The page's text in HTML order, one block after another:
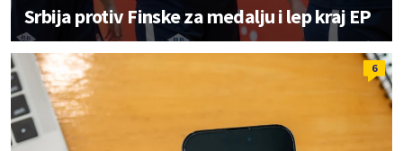
Srbija protiv Finske za medalju i lep kraj EP
6